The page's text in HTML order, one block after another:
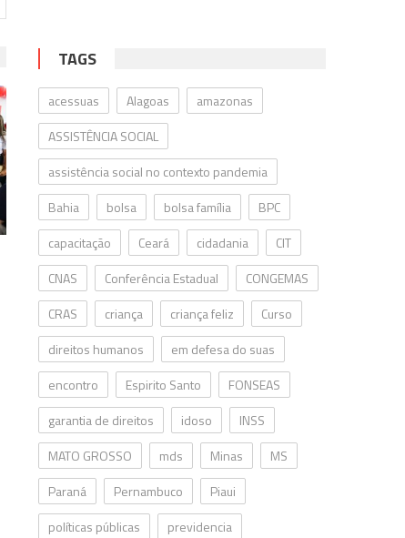
TAGS
acessuas Alagoas
amazonas
ASSISTÊNCIA SOCIAL
assistência social no contexto pandemia
Bahia
bolsa bolsa família
BPC
capacitação
Ceará cidadania
CIT
CNAS
Conferência Estadual
CONGEMAS
CRAS
criança criança feliz
Curso
direitos humanos
em defesa do suas
encontro
Espirito Santo
FONSEAS
garantia de direitos
idoso
INSS
MATO GROSSO
mds Minas
MS
Paraná
Pernambuco
Piaui
políticas públicas
previdencia